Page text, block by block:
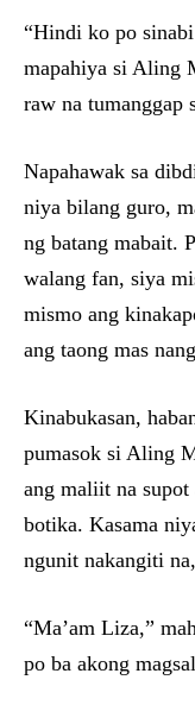
“Hindi ko po
mapahiya si Aling
raw na tumanggap
Napahawak sa
niya bilang guro,
ng batang mabait.
walang fan, siya
mismo ang
ang taong mas
Kinabukasan,
pumasok si Aling
ang maliit na supot
botika. Kasama
ngunit nakangiti
“Ma’am Liza,”
po ba akong